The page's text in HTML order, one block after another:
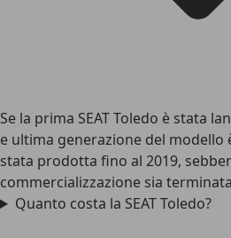
Se la prima SEAT Toledo è stata
e ultima generazione del modello
stata prodotta fino al 2019,
commercializzazione sia
Quanto costa la SEAT Toledo?